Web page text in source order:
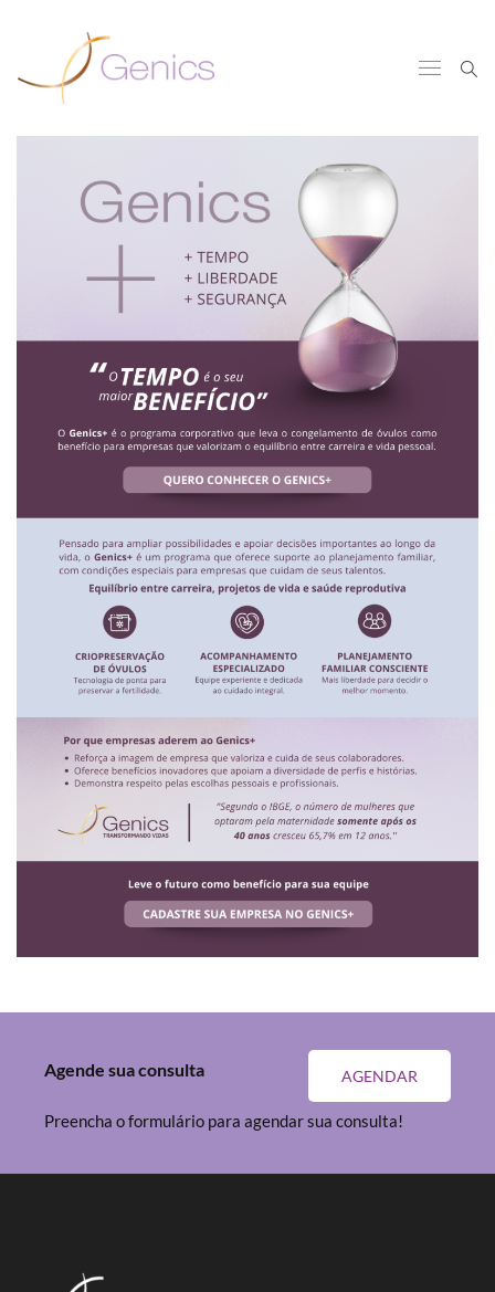
AGENDAR
Agende sua consulta
Preencha o formulário para agendar sua consulta!